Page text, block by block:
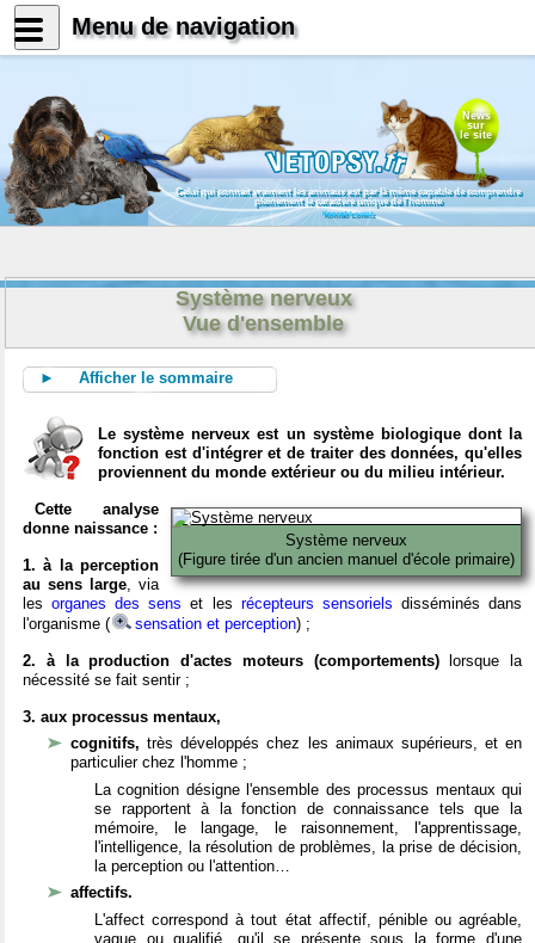
News
sur
le site
Celui qui connait vraiment les animaux est par là même capable de comprendre
pleinement le caractère unique de l'homme
Konrad Lorenz
Système nerveux
Vue d'ensemble
► Afficher le sommaire
Le système nerveux est un système biologique dont la
fonction est d'intégrer et de traiter des données, qu'elles
proviennent du monde extérieur ou du milieu intérieur.
Système nerveux
(Figure tirée d'un ancien manuel d'école primaire)
Cette analyse
donne naissance :
1. à la perception
au sens large, via
lesorganes des sens et les récepteurs sensoriels disséminés dans
l'organisme (
sensation et perception) ;
2. à la production d'actes moteurs (comportements)lorsque la
nécessité se fait sentir ;
3. aux processus mentaux,
cognitifs,très développés chez les animaux supérieurs, et en
particulier chez l'homme ;
La cognition désigne l'ensemble des processus mentaux qui
se rapportent à la fonction de connaissance tels que la
mémoire, le langage, le raisonnement, l'apprentissage,
l'intelligence, la résolution de problèmes, la prise de décision,
la perception ou l'attention…
affectifs.
L'affect correspond à tout état affectif, pénible ou agréable,
vague ou qualifié, qu'il se présente sous la forme d'une
Menu de navigation